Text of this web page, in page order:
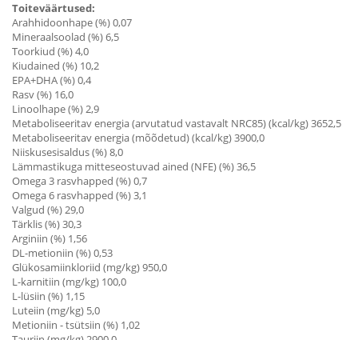
Toiteväärtused:
Arahhidoonhape (%) 0,07
Mineraalsoolad (%) 6,5
Toorkiud (%) 4,0
Kiudained (%) 10,2
EPA+DHA (%) 0,4
Rasv (%) 16,0
Linoolhape (%) 2,9
Metaboliseeritav energia (arvutatud vastavalt NRC85) (kcal/kg) 3652,5
Metaboliseeritav energia (mõõdetud) (kcal/kg) 3900,0
Niiskusesisaldus (%) 8,0
Lämmastikuga mitteseostuvad ained (NFE) (%) 36,5
Omega 3 rasvhapped (%) 0,7
Omega 6 rasvhapped (%) 3,1
Valgud (%) 29,0
Tärklis (%) 30,3
Arginiin (%) 1,56
DL-metioniin (%) 0,53
Glükosamiinkloriid (mg/kg) 950,0
L-karnitiin (mg/kg) 100,0
L-lüsiin (%) 1,15
Luteiin (mg/kg) 5,0
Metioniin - tsütsiin (%) 1,02